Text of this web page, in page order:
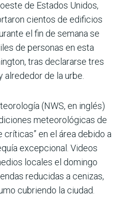
de Estados Unidos,
cientos de edificios
el fin de semana se
de personas en esta
tras declararse tres
de la urbe.
(NWS, en inglés)
meteorológicas de
en el área debido a
excepcional. Videos
locales el domingo
reducidas a cenizas,
cubriendo la ciudad.